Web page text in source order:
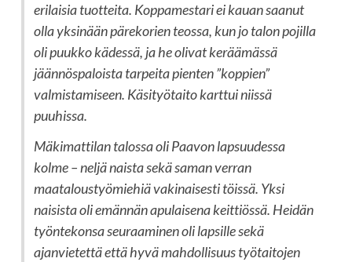
erilaisia tuotteita. Koppamestari ei kauan saanut
olla yksinään pärekorien teossa, kun jo talon pojilla
oli puukko kädessä, ja he olivat keräämässä
jäännöspaloista tarpeita pienten ”koppien”
valmistamiseen. Käsityötaito karttui niissä
puuhissa.
Mäkimattilan talossa oli Paavon lapsuudessa
kolme – neljä naista sekä saman verran
maataloustyömiehiä vakinaisesti töissä. Yksi
naisista oli emännän apulaisena keittiössä. Heidän
työntekonsa seuraaminen oli lapsille sekä
ajanvietettä että hyvä mahdollisuus työtaitojen